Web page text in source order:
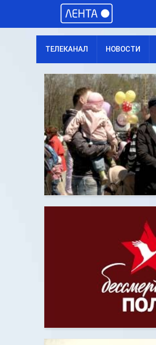
ТЕЛЕКАНАЛ НОВОСТИ